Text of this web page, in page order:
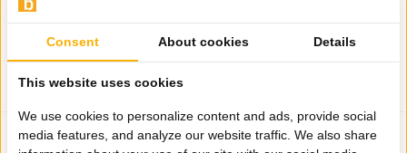
51,95
Consent About cookies Details
This website uses cookies
We use cookies to personalize content and ads, provide social
media features, and analyze our website traffic. We also share